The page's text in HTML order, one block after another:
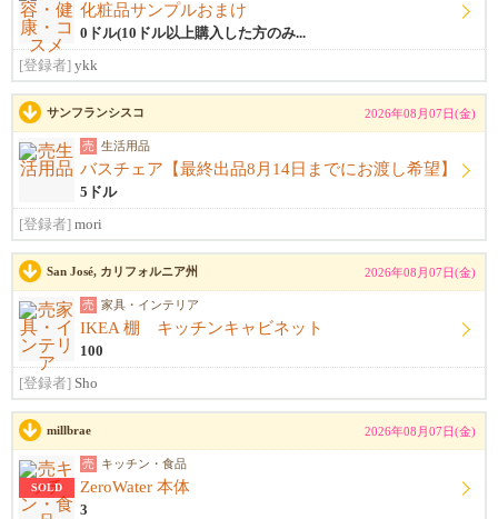
化粧品サンプルおまけ
0ドル(10ドル以上購入した方のみ...
[登録者] ykk
サンフランシスコ 2026年08月07日(金)
売 生活用品
バスチェア【最終出品8月14日までにお渡し希望】
5ドル
[登録者] mori
San José, カリフォルニア州 2026年08月07日(金)
売 家具・インテリア
IKEA 棚 キッチンキャビネット
100
[登録者] Sho
millbrae 2026年08月07日(金)
SOLD
売 キッチン・食品
ZeroWater 本体
3